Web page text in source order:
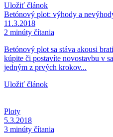
Uložiť článok
Betónový plot: výhody a
11.3.2018
2 minúty čítania
Betónový plot sa stáva akousi
kúpite či postavíte novostavbu v
jedným z prvých krokov...
Uložiť článok
Ploty
5.3.2018
3 minúty čítania